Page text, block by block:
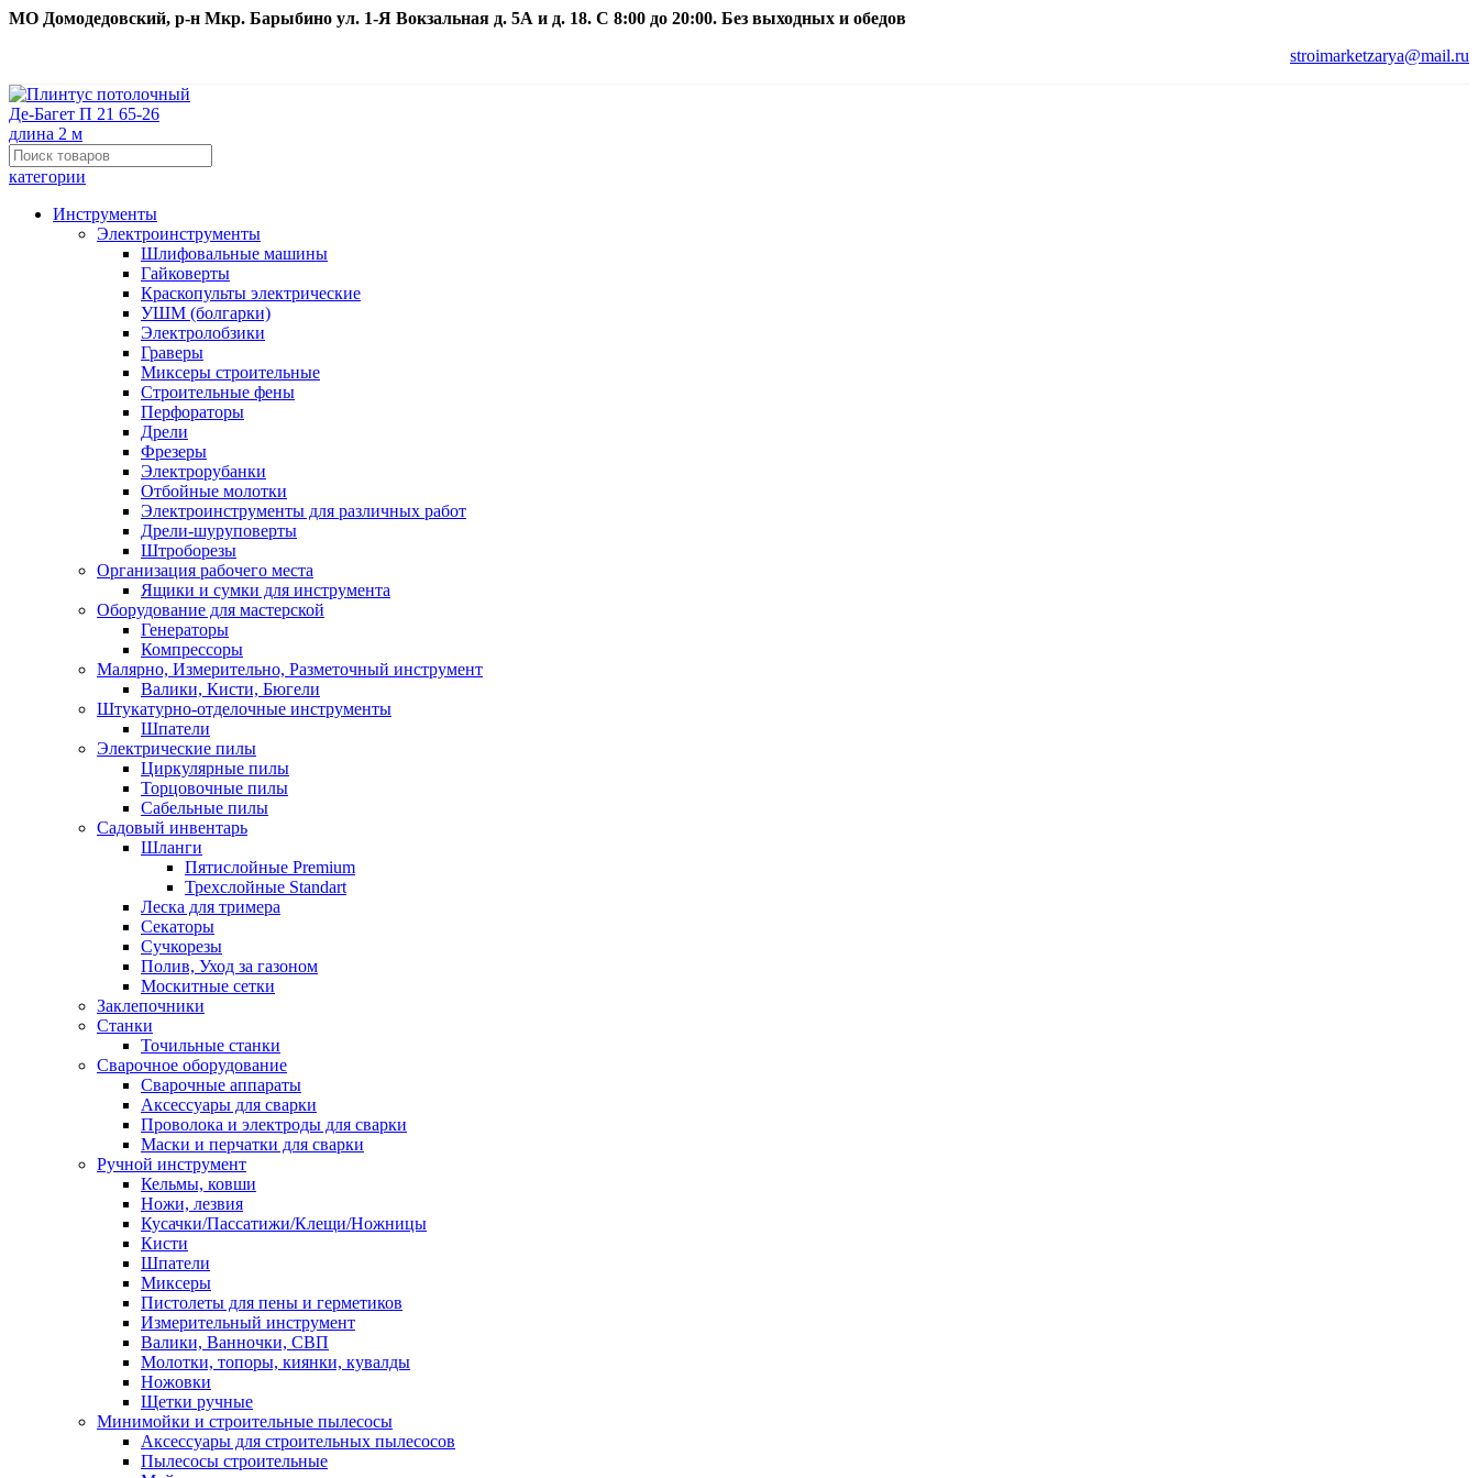
МО Домодедовский, р-н Мкр. Барыбино ул. 1-Я Вокзальная д. 5А и д. 18. С 8:00 до 20:00. Без выходных и обедов
stroimarketzarya@mail.ru
категории
Инструменты
Электроинструменты
Шлифовальные машины
Гайковерты
Краскопульты электрические
УШМ (болгарки)
Электролобзики
Граверы
Миксеры строительные
Строительные фены
Перфораторы
Дрели
Фрезеры
Электрорубанки
Отбойные молотки
Электроинструменты для различных работ
Дрели-шуруповерты
Штроборезы
Организация рабочего места
Ящики и сумки для инструмента
Оборудование для мастерской
Генераторы
Компрессоры
Малярно, Измерительно, Разметочный инструмент
Валики, Кисти, Бюгели
Штукатурно-отделочные инструменты
Шпатели
Электрические пилы
Циркулярные пилы
Торцовочные пилы
Сабельные пилы
Садовый инвентарь
Шланги
Пятислойные Premium
Трехслойные Standart
Леска для тримера
Секаторы
Сучкорезы
Полив, Уход за газоном
Москитные сетки
Заклепочники
Станки
Точильные станки
Сварочное оборудование
Сварочные аппараты
Аксессуары для сварки
Проволока и электроды для сварки
Маски и перчатки для сварки
Ручной инструмент
Кельмы, ковши
Ножи, лезвия
Кусачки/Пассатижи/Клещи/Ножницы
Кисти
Шпатели
Миксеры
Пистолеты для пены и герметиков
Измерительный инструмент
Валики, Ванночки, СВП
Молотки, топоры, киянки, кувалды
Ножовки
Щетки ручные
Минимойки и строительные пылесосы
Аксессуары для строительных пылесосов
Пылесосы строительные